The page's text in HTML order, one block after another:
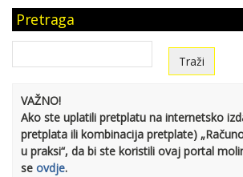
Pretraga
VAŽNO!
Ako ste uplatili pretplatu na internetsko
pretplata ili kombinacija pretplate)
u praksi“, da bi ste koristili ovaj portal
se ovdje.